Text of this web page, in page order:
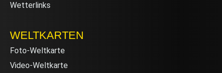
Wetterlinks
WELTKARTEN
Foto-Weltkarte
Video-Weltkarte